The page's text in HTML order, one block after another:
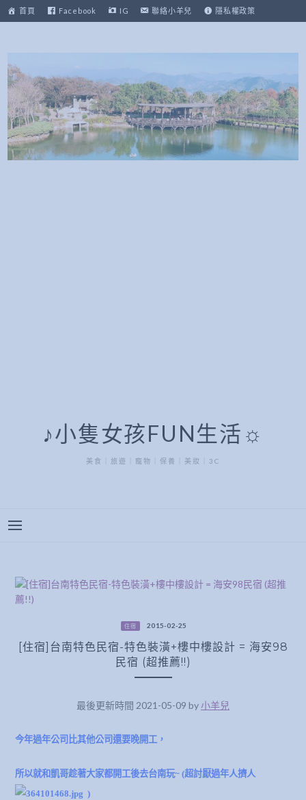
至
內
首頁 Facebook IG 聯絡小羊兒 隱私權政策
♪小隻女孩FUN生活☼
美食｜旅遊｜寵物｜保養｜美妝｜3C
住宿 2015-02-25
[住宿]台南特色民宿-特色裝潢+樓中樓設計 = 海安98
民宿 (超推薦!!)
最後更新時間 2021-05-09 by 小羊兒
今年過年公司比其他公司還要晚開工，
所以就和凱哥趁著大家都開工後去台南玩~ (超討厭過年人擠人
)